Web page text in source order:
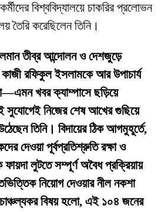
বিশ্ববিদ্যালয়ে চাকরির প্রলোভন
তৈরি করেছিলেন তিনি।
তীব্র আন্দোলন ও দেশজুড়ে
রফিকুল ইসলামকে আর উপাচার্য
খবর ক্যাম্পাসে ছড়িয়ে
নিজের শেষ আখের গুছিয়ে
তিনি। বিদায়ের ঠিক আগমুহূর্তে,
দেওয়া পূর্বপ্রতিশ্রুতি রক্ষা ও
লুটতে সম্পূর্ণ অবৈধ প্রক্রিয়ায়
নিয়োগ দেওয়ার নীল নকশা
বিষয় হলো, এই ১০৪ জনের